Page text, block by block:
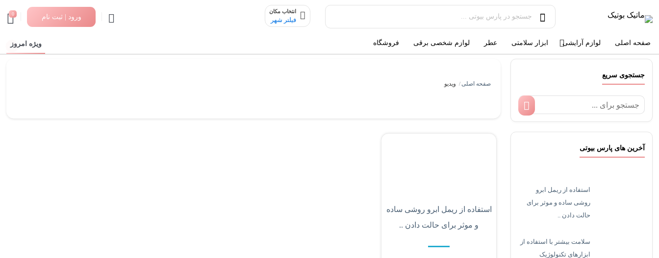
انتخاب مکان
فیلتر شهر ورود | ثبت نام 0
صفحه اصلی لوازم آرایشی ابزار سلامتی عطر لوازم شخصی برقی فروشگاه ویژه امروز
جستجوی سریع
آخرین های پارس بیوتی
استفاده از ریمل ابرو
روشی ساده و موثر برای
حالت دادن ..
سلامت بیشتر با استفاده از
ابزارهای تکنولوژیک
صفحه اصلی/ ویدیو
استفاده از ریمل ابرو روشی ساده
و موثر برای حالت دادن ..